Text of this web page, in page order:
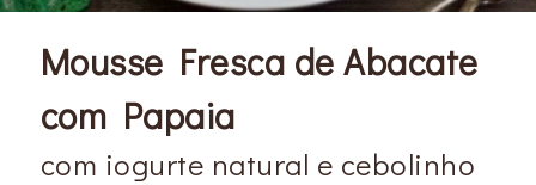
Mousse Fresca de Abacate
com Papaia
com iogurte natural e cebolinho